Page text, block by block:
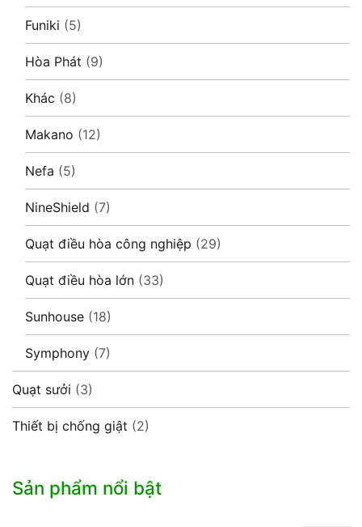
Funiki (5)
Hòa Phát (9)
Khác (8)
Makano (12)
Nefa (5)
NineShield (7)
Quạt điều hòa công nghiệp (29)
Quạt điều hòa lớn (33)
Sunhouse (18)
Symphony (7)
Quạt sưởi (3)
Thiết bị chống giật (2)
Sản phẩm nổi bật